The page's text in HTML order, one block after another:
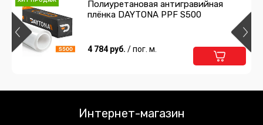
Полиуретановая антигравийная
плёнка DAYTONA PPF S500
4 784 руб. / пог. м.
Интернет-магазин